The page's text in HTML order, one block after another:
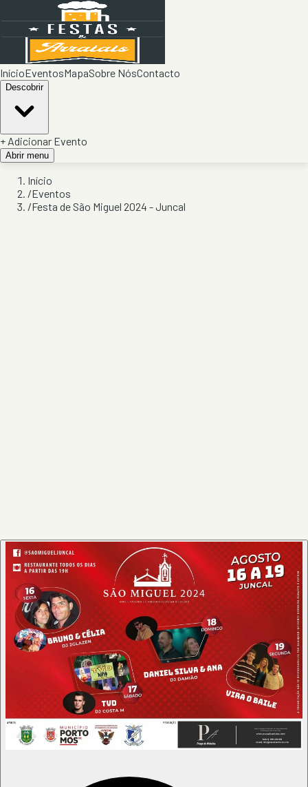
InícioEventosMapaSobre NósContacto
Descobrir
+ Adicionar Evento
Abrir menu
Início
/Eventos
/Festa de São Miguel 2024 - Juncal